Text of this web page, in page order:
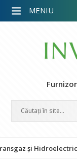
și Hidroelectrica: 402
MENIU